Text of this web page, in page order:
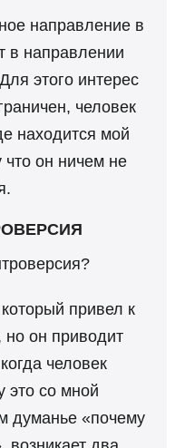
направление в
в направлении
этого интерес
человек
находится мой
что он ничем не
привел к
но он приводит
человек
это со мной
думанье «почему